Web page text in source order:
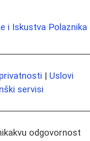
i Iskustva Polaznika
| Uslovi
servisi
odgovornost